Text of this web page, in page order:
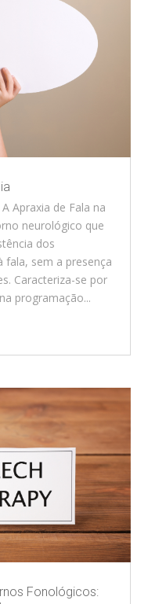
Apraxia de Fala na
neurológico que
dos
fala, sem a presença
Caracteriza-se por
programação...
Fonológicos: